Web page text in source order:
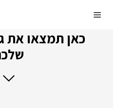
לתוכןMenu
כאן תמצאו את